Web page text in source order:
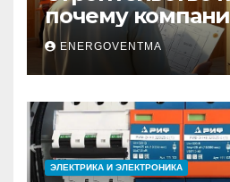
почему
цикла меняют
недвижимости
ENERGOVENTMA
ЭЛЕКТРИКА И ЭЛЕКТРОНИКА